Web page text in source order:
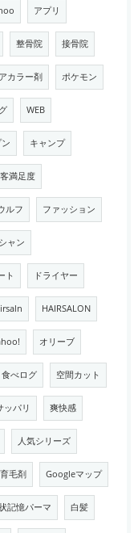
アプリ
整骨院 接骨院
カラー剤 ポケモン
WEB
キャンプ
満足度
ルフ ファッション
ャン
ト ドライヤー
HAIRSALON
オリーブ
食べログ 空間カット
ッパリ 爽快感
人気シリーズ
育毛剤 Googleマップ
記憶パーマ 白髪